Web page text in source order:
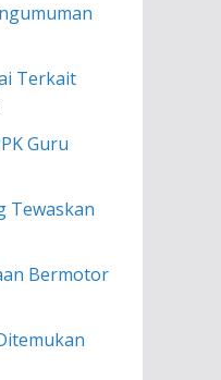
Terkait
Guru
Tewaskan
Bermotor